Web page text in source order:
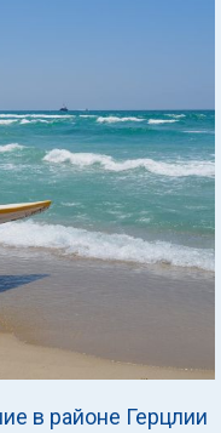
в районе Герцлии